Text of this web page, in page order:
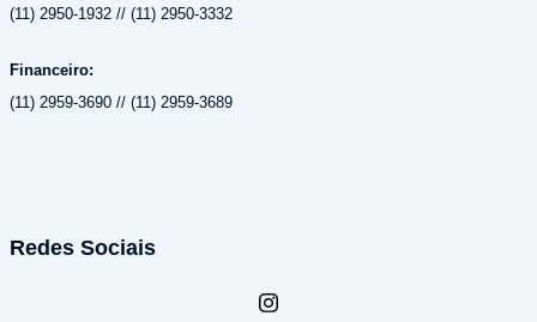
(11) 2950-1932 // (11) 2950-3332
Financeiro:
(11) 2959-3690 // (11) 2959-3689
Redes Sociais